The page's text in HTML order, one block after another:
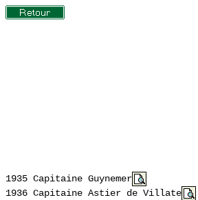
1935 Capitaine Guynemer
1936 Capitaine Astier de Villate